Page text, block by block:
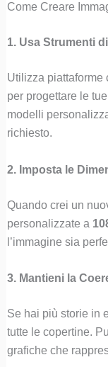
Come Creare
1. Usa Strumenti
Utilizza piattaforme
per progettare le
modelli
richiesto.
2. Imposta le
Quando crei un
personalizzate a
l’immagine sia
3. Mantieni la
Se hai più storie in
tutte le copertine.
grafiche che